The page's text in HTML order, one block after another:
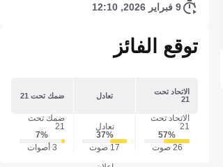
9 فبراير 2026, 12:10
توقع الفائز
الاتحاد تحت
21
تعادل ضمك تحت 21
الاتحاد تحت
21
57‎%‎
26 صوت
تعادل
37‎%‎
17 صوت
ضمك تحت
21
7‎%‎
3 أصوات